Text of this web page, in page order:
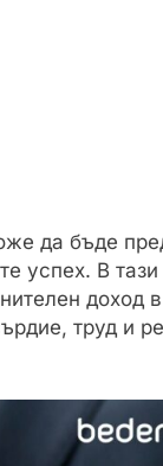
да бъде
успех. В
доход
труд и